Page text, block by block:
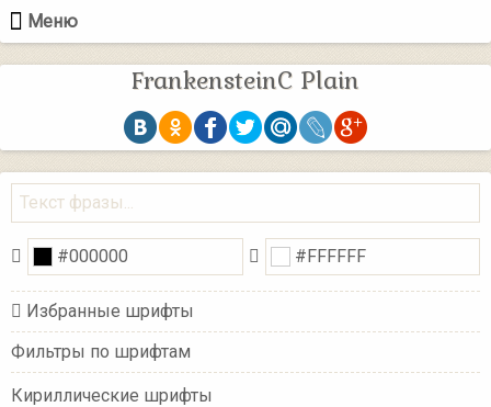
Меню
FrankensteinC Plain
Избранные шрифты
Фильтры по шрифтам
Кириллические шрифты